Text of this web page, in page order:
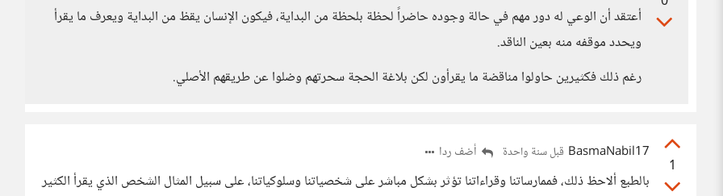
أعتقد أن الوعي له دور مهم في حالة وجوده حاضراً لحظة بلحظة من البداية، فيكون الإنسان يقظ من البداية ويعرف ما يقرأ
ويحدد موقفه منه بعين الناقد.
رغم ذلك فكثيرين حاولوا مناقضة ما يقرأون لكن بلاغة الحجة سحرتهم وضلوا عن طريقهم الأصلي.
1
BasmaNabil17 قبل سنة واحدة أضف ردا
بالطبع ألاحظ ذلك، فممارساتنا وقراءاتنا تؤثر بشكل مباشر على شخصياتنا وسلوكياتنا، على سبيل المثال الشخص الذي يقرأ الكثير